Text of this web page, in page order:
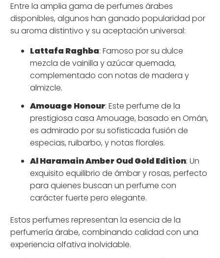
Entre la amplia gama de perfumes árabes
disponibles, algunos han ganado popularidad por
su aroma distintivo y su aceptación universal:
Lattafa Raghba: Famoso por su dulce
mezcla de vainilla y azúcar quemada,
complementado con notas de madera y
almizcle.
Amouage Honour: Este perfume de la
prestigiosa casa Amouage, basado en Omán,
es admirado por su sofisticada fusión de
especias, ruibarbo, y notas florales.
Al Haramain Amber Oud Gold Edition: Un
exquisito equilibrio de ámbar y rosas, perfecto
para quienes buscan un perfume con
carácter fuerte pero elegante.
Estos perfumes representan la esencia de la
perfumería árabe, combinando calidad con una
experiencia olfativa inolvidable.